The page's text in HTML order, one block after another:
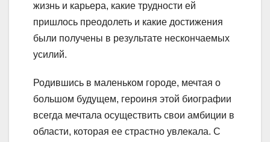
жизнь и карьера, какие трудности ей
пришлось преодолеть и какие достижения
были получены в результате нескончаемых
усилий.
Родившись в маленьком городе, мечтая о
большом будущем, героиня этой биографии
всегда мечтала осуществить свои амбиции в
области, которая ее страстно увлекала. С